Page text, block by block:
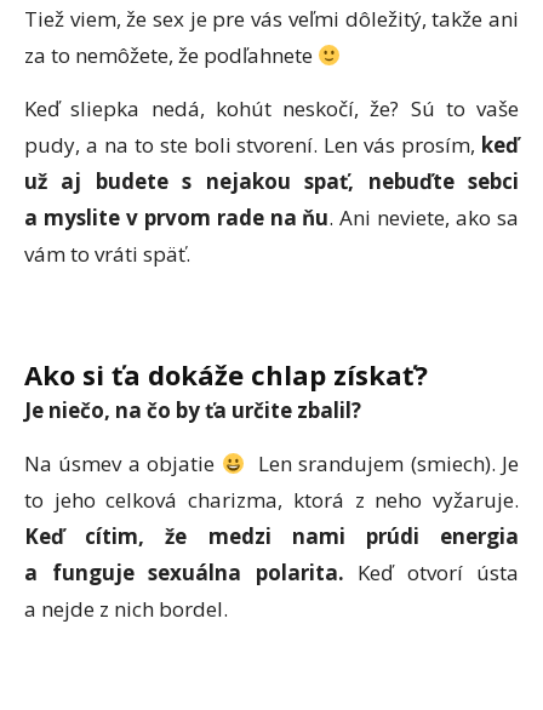
Tiež viem, že sex je pre vás veľmi dôležitý, takže ani
za to nemôžete, že podľahnete
Keď sliepka nedá, kohút neskočí, že? Sú to vaše
pudy, a na to ste boli stvorení. Len vás prosím, keď
už aj budete s nejakou spať, nebuďte sebci
a myslite v prvom rade na ňu. Ani neviete, ako sa
vám to vráti späť.
Ako si ťa dokáže chlap získať?
Je niečo, na čo by ťa určite zbalil?
Na úsmev a objatie
Len srandujem (smiech). Je
to jeho celková charizma, ktorá z neho vyžaruje.
Keď cítim, že medzi nami prúdi energia
a funguje sexuálna polarita. Keď otvorí ústa
a nejde z nich bordel.